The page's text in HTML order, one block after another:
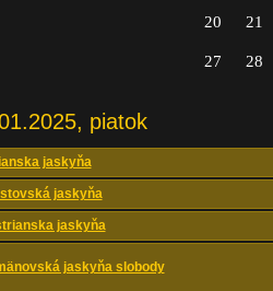
20 21
27 28
piatok
jaskyňa
jaskyňa
jaskyňa
jaskyňa slobody